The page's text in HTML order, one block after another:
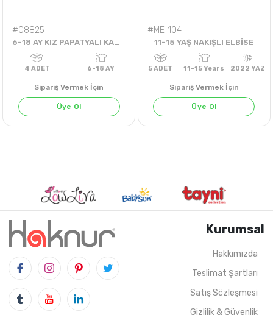
#08825
6-18 AY KIZ PAPATYALI KAPRİLİ TAKIM
Sipariş Vermek İçin
Üye Ol
#ME-104
11-15 YAŞ NAKIŞLI ELBİSE
Sipariş Vermek İçin
Üye Ol
Kurumsal
Hakkımızda
Teslimat Şartları
Satış Sözleşmesi
Gizlilik & Güvenlik